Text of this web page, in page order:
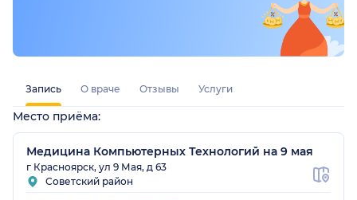
Запись О враче Отзывы Услуги
Место приёма:
Медицина Компьютерных Технологий на 9 мая
г Красноярск, ул 9 Мая, д 63
Советский район